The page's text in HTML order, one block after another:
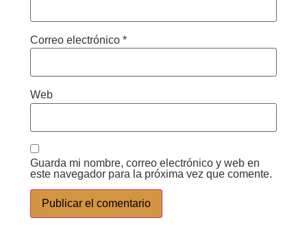
Correo electrónico *
Web
Guarda mi nombre, correo electrónico y web en
este navegador para la próxima vez que comente.